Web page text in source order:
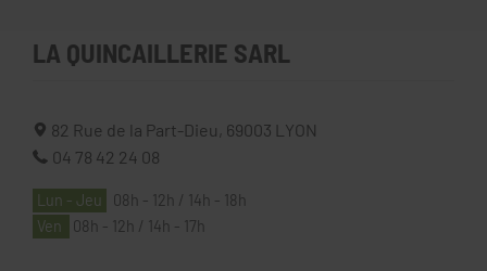
LA QUINCAILLERIE SARL
82 Rue de la Part-Dieu, 69003
LYON
04 78 42 24 08
Lun - Jeu
08h - 12h / 14h - 18h
Ven
08h - 12h / 14h - 17h